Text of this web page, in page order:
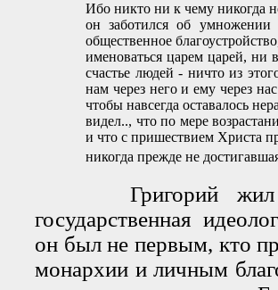
Ибо никто ни к чему никогда
он заботился об
общественное
именоваться царем царей, ни
счастье людей - ничто из
нам через него и ему через
чтобы навсегда оставалось
видел.., что по мере
и что с пришествием Христа
никогда прежде не
Григорий жил в
государственная
он был не первым, кто
монархии и личным